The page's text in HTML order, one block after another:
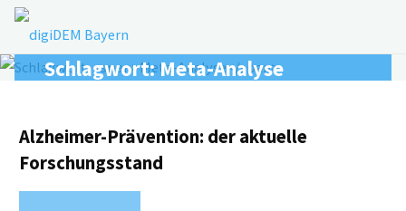
Zum
Inhalt
springenSchlagwort:Meta-Analyse
Alzheimer-Prävention: der aktuelle
Forschungsstand